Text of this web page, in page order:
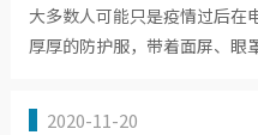
大多数人可能只是疫情过后在
厚厚的防护服，带着面屏、眼
2020-11-20